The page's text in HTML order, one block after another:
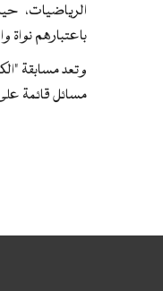
الرياضيات،
باعتبارهم نواة
وتعد مسابقة
مسائل قائمة